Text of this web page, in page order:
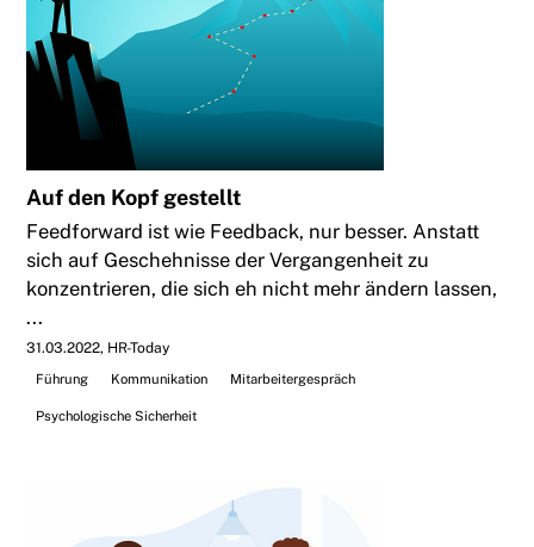
Auf den Kopf gestellt
Feedforward ist wie Feedback, nur besser. Anstatt
sich auf Geschehnisse der Vergangenheit zu
konzentrieren, die sich eh nicht mehr ändern lassen,
...
31.03.2022 HR-Today
Führung
Kommunikation Mitarbeitergespräch
Psychologische Sicherheit